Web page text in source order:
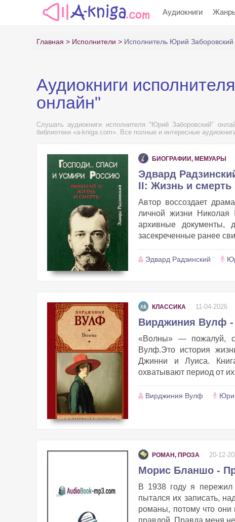
Аудиокниги
Главная Исполнители Исполнитель Юрий Заборовский
Аудиокниги
онлайн"
Слушать аудиокниги исполнителя "Юрий Заборовский"
библиотеки «a-kniga.com». Все полные и интересные
БИОГРАФИИ, МЕМУАРЫ
Эдвард
II: Жизнь и смерть
Автор воссоздает
личной жизни Николая
архивные документы,
засекреченные ранее
Эдвард Радзинский
КЛАССИКА 11-04-2026
Вирджиния Вулф
«Волны» — пожалуй,
Вулф.Это история
Джинни и Луиса.
охватывают период от их
Вирджиния Вулф
РОМАН, ПРОЗА 20-12-
Морис Бланшо -
В 1938 году я пережил
пытался их записать,
романы, потому что они
правдой. Правда меня не